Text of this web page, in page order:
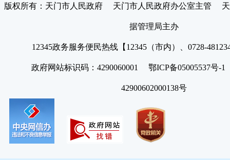
版权所有：天门市人民政府 天门市人民政府办公室主管 天
据管理局主办
12345政务服务便民热线【12345（市内）、0728-
政府网站标识码：4290060001 鄂ICP备05005537号
42900602000138号